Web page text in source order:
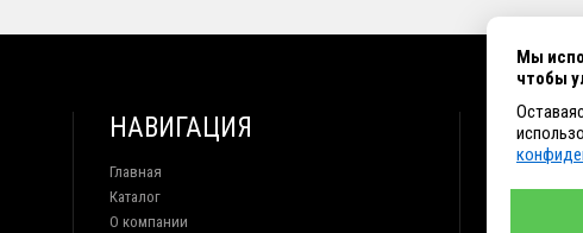
НАВИГАЦИЯ
Главная
Каталог
О компании
+7 (914)
Мы
чтобы